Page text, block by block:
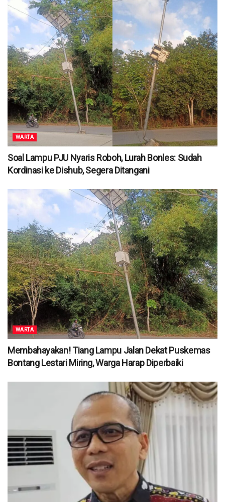
WARTA
Soal Lampu PJU Nyaris Roboh, Lurah Bonles: Sudah
Kordinasi ke Dishub, Segera Ditangani
WARTA
Membahayakan! Tiang Lampu Jalan Dekat Puskemas
Bontang Lestari Miring, Warga Harap Diperbaiki